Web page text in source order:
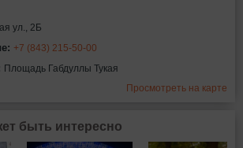
ул., 2Б
+7 (843) 215-50-00
Площадь Габдуллы Тукая
Просмотреть на карте
быть интересно